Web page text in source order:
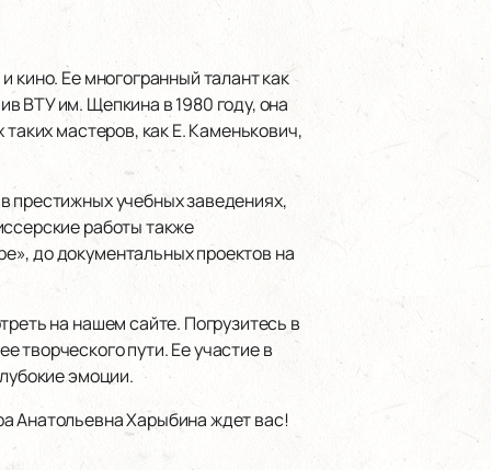
кино. Ее многогранный талант как
ВТУ им. Щепкина в 1980 году, она
мастеров, как Е. Каменькович,
престижных учебных заведениях,
работы также
до документальных проектов на
на нашем сайте. Погрузитесь в
творческого пути. Ее участие в
эмоции.
Анатольевна Харыбина ждет вас!